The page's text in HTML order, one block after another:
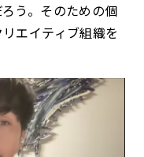
う。そのための個
エイティブ組織を